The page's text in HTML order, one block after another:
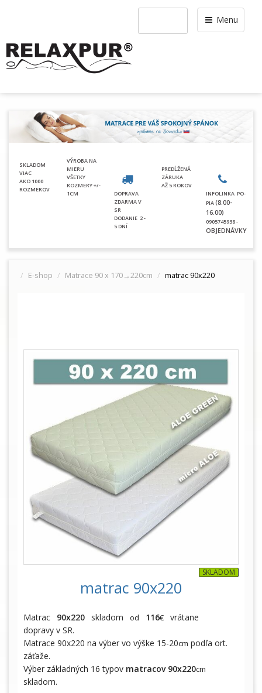
Menu
SKLADOM
VIAC
AKO 1000
ROZMEROV
VÝROBA NA
MIERU
VŠETKY
ROZMERY +/-
1CM
DOPRAVA
ZDARMA V
SR
DODANIE 2 -
5 DNÍ
PREDĹŽENÁ
ZÁRUKA
AŽ 5 ROKOV
INFOLINKA PO-
PIA(8.00-
16.00)
0905745938 -
OBJEDNÁVKY
E-shop Matrace 90 x 170→220cm matrac 90x220
matrac 90x220
SKLADOM
Matrac 90x220 skladom od 116€ vrátane
dopravy v SR.
Matrace 90x220 na výber vo výške 15-20cm podľa ort.
záťaže.
Výber základných 16 typov matracov 90x220cm
skladom.